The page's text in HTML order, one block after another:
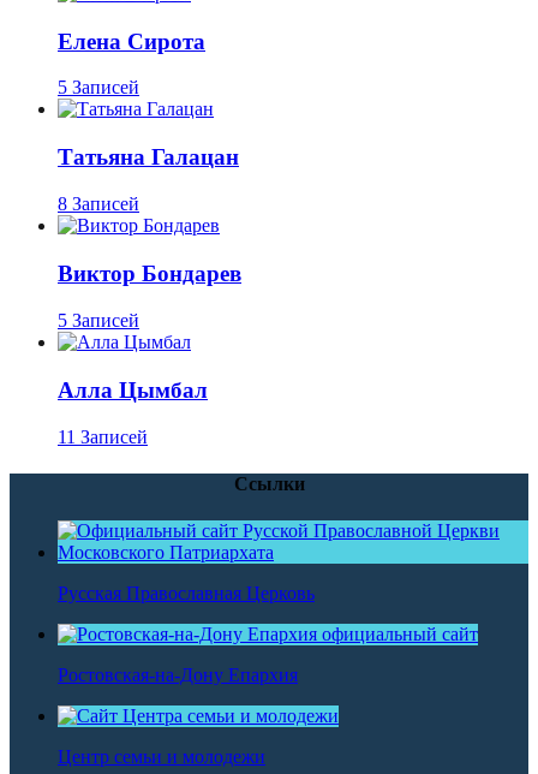
Елена Сирота
5 Записей
Татьяна Галацан
8 Записей
Виктор Бондарев
5 Записей
Алла Цымбал
11 Записей
Ссылки
Русская Православная Церковь
Ростовская-на-Дону Епархия
Центр семьи и молодежи